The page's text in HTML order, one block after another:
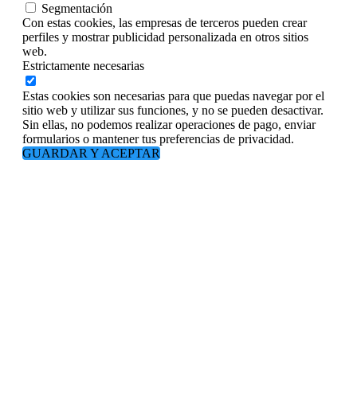
Segmentación
Con estas cookies, las empresas de terceros pueden crear
perfiles y mostrar publicidad personalizada en otros sitios
web.
Estrictamente necesarias
Estas cookies son necesarias para que puedas navegar por el
sitio web y utilizar sus funciones, y no se pueden desactivar.
Sin ellas, no podemos realizar operaciones de pago, enviar
formularios o mantener tus preferencias de privacidad.
GUARDAR Y ACEPTAR